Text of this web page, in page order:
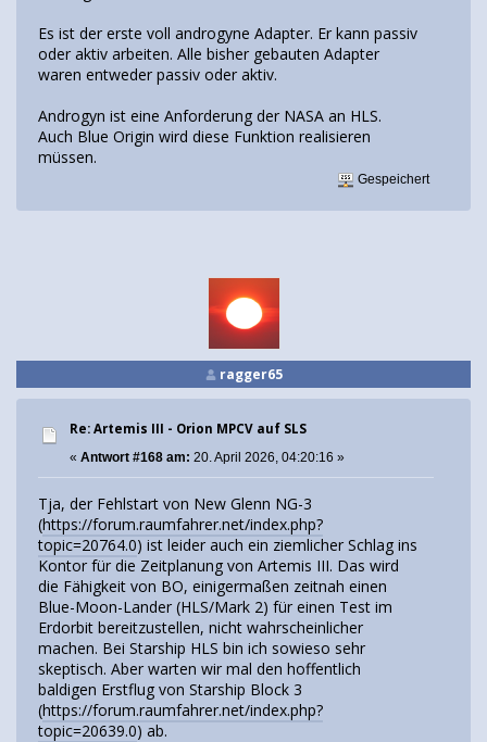
Es ist der erste voll androgyne Adapter. Er kann passiv
oder aktiv arbeiten. Alle bisher gebauten Adapter
waren entweder passiv oder aktiv.
Androgyn ist eine Anforderung der NASA an HLS.
Auch Blue Origin wird diese Funktion realisieren
müssen.
Gespeichert
ragger65
Re: Artemis III - Orion MPCV auf SLS
« Antwort #168 am: 20. April 2026, 04:20:16 »
Tja, der Fehlstart von New Glenn NG-3
(https://forum.raumfahrer.net/index.php?
topic=20764.0) ist leider auch ein ziemlicher Schlag ins
Kontor für die Zeitplanung von Artemis III. Das wird
die Fähigkeit von BO, einigermaßen zeitnah einen
Blue-Moon-Lander (HLS/Mark 2) für einen Test im
Erdorbit bereitzustellen, nicht wahrscheinlicher
machen. Bei Starship HLS bin ich sowieso sehr
skeptisch. Aber warten wir mal den hoffentlich
baldigen Erstflug von Starship Block 3
(https://forum.raumfahrer.net/index.php?
topic=20639.0) ab.